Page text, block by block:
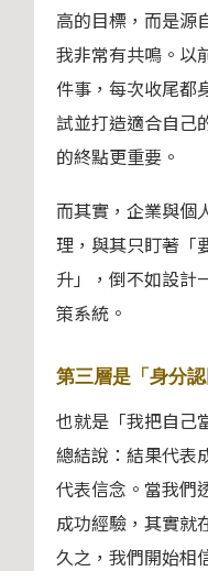
高的目標，而是源
我非常有共鳴。以
件事，每次收尾都
試並打造適合自己
的終點更重要。
而其實，企業與個
理，與其只盯著「
升」，倒不如設計
策系統。
第三層是「身分認
也就是「我把自己
總結說：結果代表
代表信念。當我們
成功經驗，其實就
久之，我們開始相